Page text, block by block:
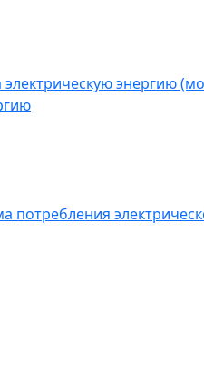
энергию
потребления